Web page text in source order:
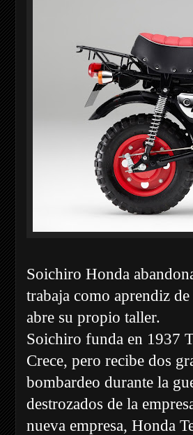
Soichiro Honda
trabaja como aprendiz de
abre su propio taller.
Soichiro funda en 1937
Crece, pero recibe dos
bombardeo durante la
destrozados de la
nueva empresa, Honda